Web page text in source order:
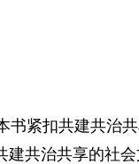
紧扣共建共治
共治共享的社